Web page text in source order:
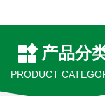
产品分
PRODUCT